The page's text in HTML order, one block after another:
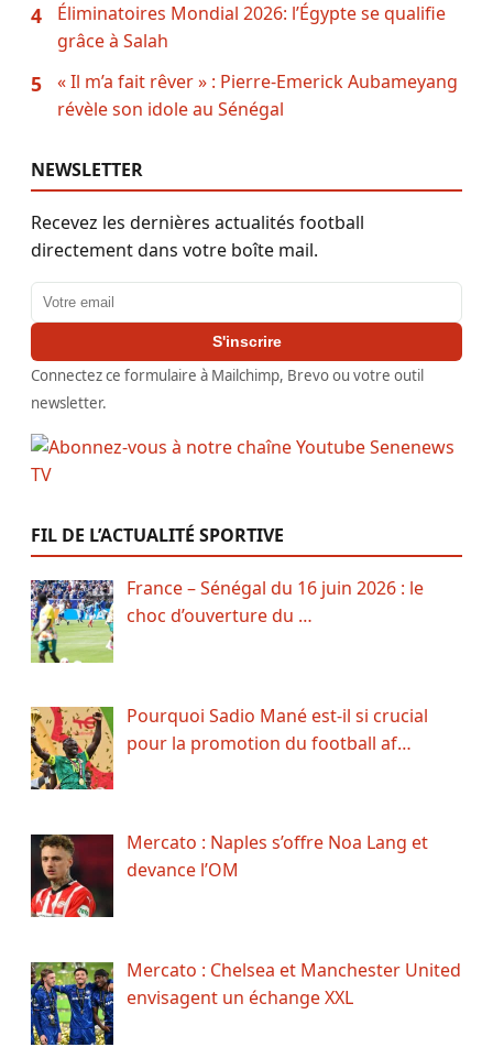
4
Éliminatoires Mondial 2026: l’Égypte se qualifie
grâce à Salah
5
« Il m’a fait rêver » : Pierre-Emerick Aubameyang
révèle son idole au Sénégal
NEWSLETTER
Recevez les dernières actualités football
directement dans votre boîte mail.
Adresse email
S'inscrire
Connectez ce formulaire à Mailchimp, Brevo ou votre outil
newsletter.
FIL DE L’ACTUALITÉ SPORTIVE
France – Sénégal du 16 juin 2026 : le
choc d’ouverture du …
Pourquoi Sadio Mané est-il si crucial
pour la promotion du football af…
Mercato : Naples s’offre Noa Lang et
devance l’OM
Mercato : Chelsea et Manchester United
envisagent un échange XXL